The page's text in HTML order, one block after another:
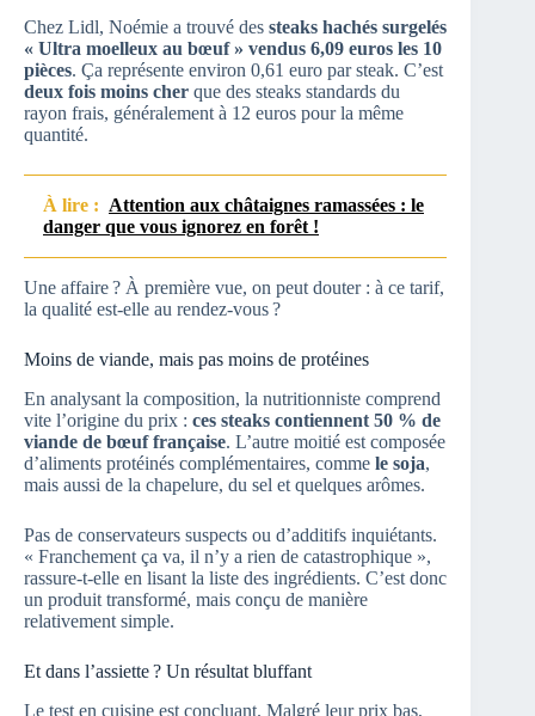
Chez Lidl, Noémie a trouvé des steaks hachés surgelés
« Ultra moelleux au bœuf » vendus 6,09 euros les 10
pièces. Ça représente environ 0,61 euro par steak. C’est
deux fois moins cher que des steaks standards du
rayon frais, généralement à 12 euros pour la même
quantité.
À lire : Attention aux châtaignes ramassées : le
danger que vous ignorez en forêt !
Une affaire ? À première vue, on peut douter : à ce tarif,
la qualité est-elle au rendez-vous ?
Moins de viande, mais pas moins de protéines
En analysant la composition, la nutritionniste comprend
vite l’origine du prix : ces steaks contiennent 50 % de
viande de bœuf française. L’autre moitié est composée
d’aliments protéinés complémentaires, comme le soja,
mais aussi de la chapelure, du sel et quelques arômes.
Pas de conservateurs suspects ou d’additifs inquiétants.
« Franchement ça va, il n’y a rien de catastrophique »,
rassure-t-elle en lisant la liste des ingrédients. C’est donc
un produit transformé, mais conçu de manière
relativement simple.
Et dans l’assiette ? Un résultat bluffant
Le test en cuisine est concluant. Malgré leur prix bas,